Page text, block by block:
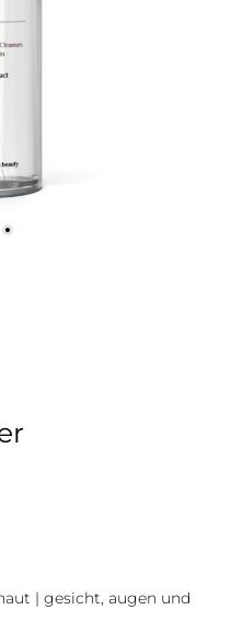
| gesicht, augen und